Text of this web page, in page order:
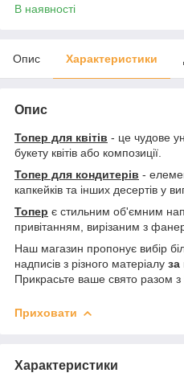
В наявності
Опис Характеристики
Опис
Топер для квітів - це чудове
букету квітів або композиції.
Топер для кондитерів -
капкейків та інших десертів у
Топер є стильним об'ємним
привітанням, вирізаним з
Наш магазин пропонує вибір
надписів з різного матеріалу за
Прикрасьте ваше свято разом з
Приховати
Характеристики